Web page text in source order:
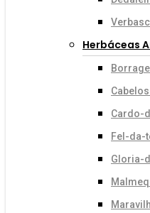
Herbáceas
Cardo-
Fel-da-
Gloria-